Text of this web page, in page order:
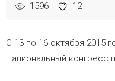
1596 12
С 13 по 16 октября 2015
Национальный конгресс